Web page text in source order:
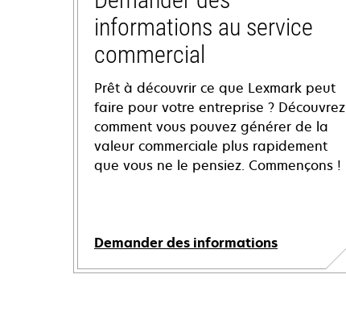
informations au service
commercial
Prêt à découvrir ce que Lexmark peut
faire pour votre entreprise ? Découvrez
comment vous pouvez générer de la
valeur commerciale plus rapidement
que vous ne le pensiez. Commençons !
Demander des informations